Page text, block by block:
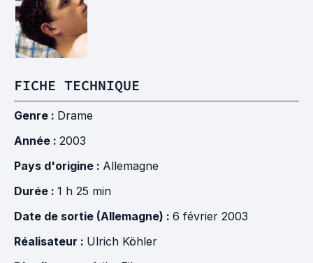
FICHE TECHNIQUE
Genre : Drame
Année : 2003
Pays d'origine : Allemagne
Durée : 1 h 25 min
Date de sortie (Allemagne) : 6 février 2003
Réalisateur : Ulrich Köhler